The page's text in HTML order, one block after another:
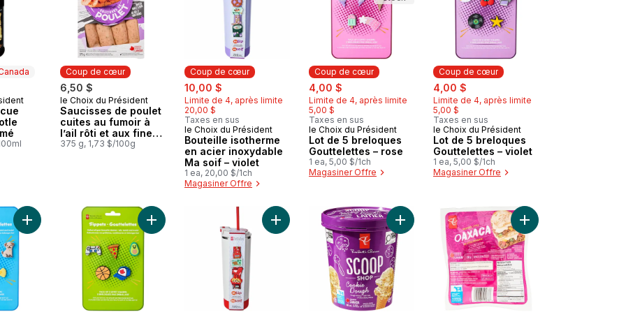
Coup de cœur
6,50 $
Coup de cœur
le Choix du Président
Saucisses de poulet
cuites au fumoir à
l’ail rôti et aux fines
herbes
375 g, 1,73 $/100g
Coup de cœur
sale:
10,00 $
Limite de 4, après limite
20,00 $
Taxes en sus
Coup de cœur
le Choix du Président
Bouteille isotherme
en acier inoxydable
Ma soif – violet
1 ea, 20,00 $/1ch
Magasiner Offre
Coup de cœur
sale:
4,00 $
Limite de 4, après limite
5,00 $
Taxes en sus
Coup de cœur
le Choix du Président
Lot de 5 breloques
Gouttelettes – rose
1 ea, 5,00 $/1ch
Magasiner Offre
Coup de cœur
sale:
4,00 $
Limite de 4, après limite
5,00 $
Taxes en sus
Coup de cœur
le Choix du Président
Lot de 5 breloques
Gouttelettes – violet
1 ea, 5,00 $/1ch
Magasiner Offre
Ajouter Lot de 5 breloques Gouttelettes – bleu au panier
Ajouter Lot de 5 breloques Gouttelettes – vert lime au panier
Ajouter Bouteille isotherme en acier inoxydable Ma soif – Breloques du
Ajouter Crème glacée Bar laitier, pâte à biscuits
Ajouter Oaxaca de